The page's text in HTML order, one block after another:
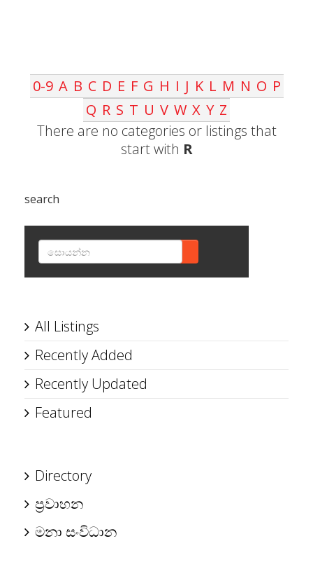
0-9 A B C D E F G H I J K L M N O P
Q R S T U V W X Y Z
There are no categories or listings that
start with R
search
All Listings
Recently Added
Recently Updated
Featured
Directory
ප්‍රවාහන
මනා සංවිධාන